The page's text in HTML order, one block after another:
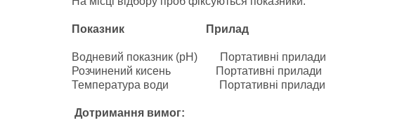
Показник Прилад
Водневий показник (pH) Портативні прилади
Розчинений кисень Портативні прилади
Температура води Портативні прилади
Дотримання вимог: